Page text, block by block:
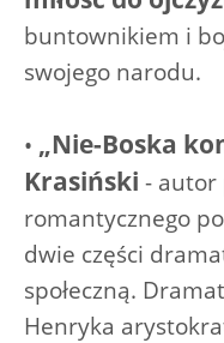
buntownikiem i
swojego narodu.
• „Nie-Boska
Krasiński - autor
romantycznego
dwie części
społeczną.
Henryka